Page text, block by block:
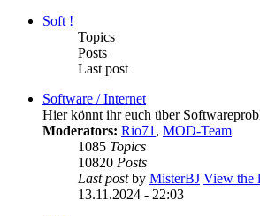
Soft !
Topics
Posts
Last post
Software / Internet
Hier könnt ihr euch über
Moderators: Rio71, MOD-Team
1085 Topics
10820 Posts
Last postby MisterBJ View the
13.11.2024 - 22:03